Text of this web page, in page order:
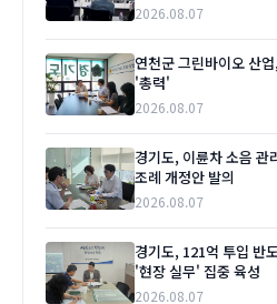
2026.08.07
연천군 그린바이오 산
'총력'
2026.08.07
경기도, 이륜차 소음
조례 개정안 발의
2026.08.07
경기도, 121억 투입 반
'현장 실무' 집중 육성
2026.08.07